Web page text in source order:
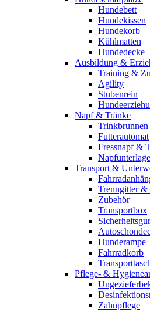
Hundebett
Hundekissen
Hundekorb
Kühlmatten
Hundedecke
Ausbildung &
Training &
Agility
Stubenrein
Napf & Tränke
Trinkbrunnen
Futterautomat
Fressnapf &
Napfunterlage
Transport &
Trenngitter &
Zubehör
Transportbox
Hunderampe
Fahrradkorb
Pflege- &
Zahnpflege